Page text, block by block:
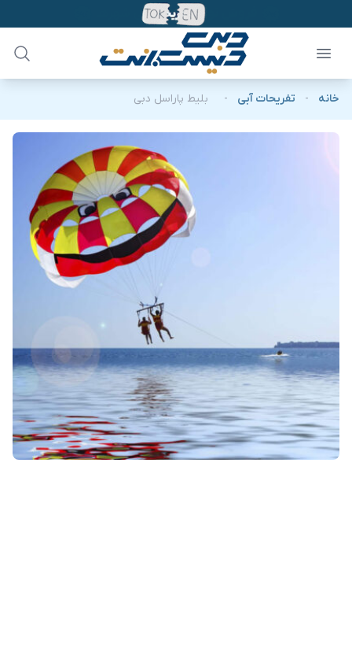
خانه - تفریحات آبی - بلیط پاراسل دبی